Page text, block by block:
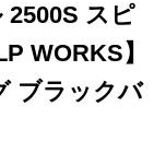
2500S スピ
WORKS】
ブラックバ